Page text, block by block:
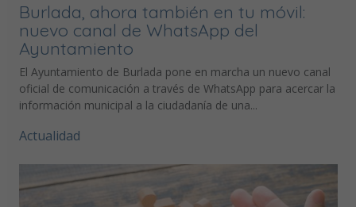
Burlada, ahora también en tu móvil:
nuevo canal de WhatsApp del
Ayuntamiento
El Ayuntamiento de Burlada pone en marcha un nuevo canal
oficial de comunicación a través de WhatsApp para acercar la
información municipal a la ciudadanía de una...
Actualidad